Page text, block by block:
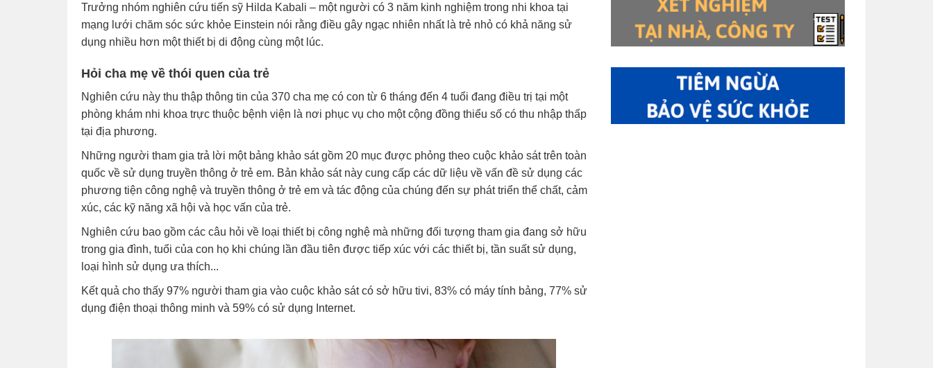
Trưởng nhóm nghiên cứu tiến sỹ Hilda Kabali – một người có 3 năm kinh nghiệm trong nhi khoa tại
mạng lưới chăm sóc sức khỏe Einstein nói rằng điều gây ngạc nhiên nhất là trẻ nhỏ có khả năng sử
dụng nhiều hơn một thiết bị di động cùng một lúc.
Hỏi cha mẹ về thói quen của trẻ
Nghiên cứu này thu thập thông tin của 370 cha mẹ có con từ 6 tháng đến 4 tuổi đang điều trị tại một
phòng khám nhi khoa trực thuộc bệnh viện là nơi phục vụ cho một cộng đồng thiểu số có thu nhập thấp
tại địa phương.
Những người tham gia trả lời một bảng khảo sát gồm 20 mục được phỏng theo cuộc khảo sát trên toàn
quốc về sử dụng truyền thông ở trẻ em. Bản khảo sát này cung cấp các dữ liệu về vấn đề sử dụng các
phương tiện công nghệ và truyền thông ở trẻ em và tác động của chúng đến sự phát triển thể chất, cảm
xúc, các kỹ năng xã hội và học vấn của trẻ.
Nghiên cứu bao gồm các câu hỏi về loại thiết bị công nghệ mà những đối tượng tham gia đang sở hữu
trong gia đình, tuổi của con họ khi chúng lần đầu tiên được tiếp xúc với các thiết bị, tần suất sử dụng,
loại hình sử dụng ưa thích...
Kết quả cho thấy 97% người tham gia vào cuộc khảo sát có sở hữu tivi, 83% có máy tính bảng, 77% sử
dụng điện thoại thông minh và 59% có sử dụng Internet.